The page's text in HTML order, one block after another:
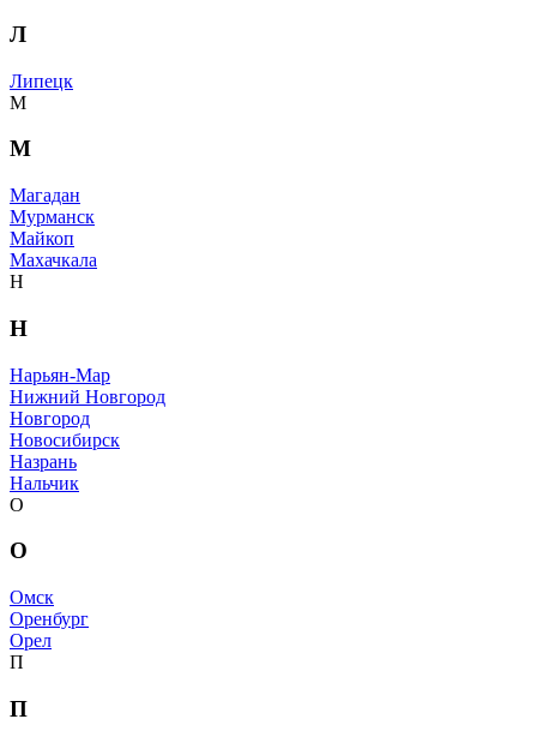
Л
Липецк
М
М
Магадан
Мурманск
Майкоп
Махачкала
Н
Н
Нарьян-Мар
Нижний Новгород
Новгород
Новосибирск
Назрань
Нальчик
О
О
Омск
Оренбург
Орел
П
П